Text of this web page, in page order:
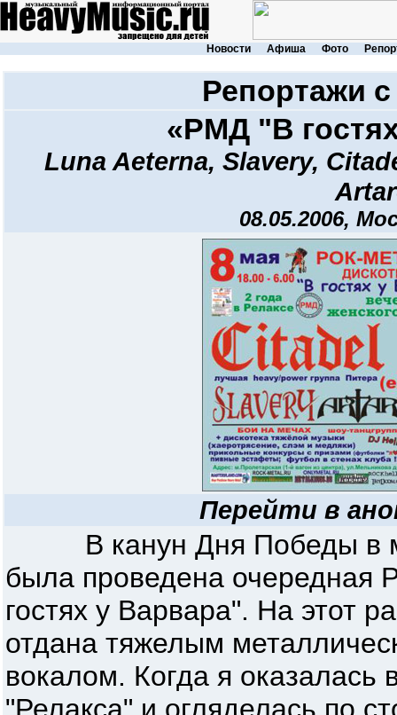
Новости Афиша Фото
Репортажи
«РМД "В
Luna Aeterna, Slavery,
08.05.2006,
Перейти в
В канун Дня Победы в
была проведена очередная
гостях у Варвара". На этот
отдана тяжелым
вокалом. Когда я